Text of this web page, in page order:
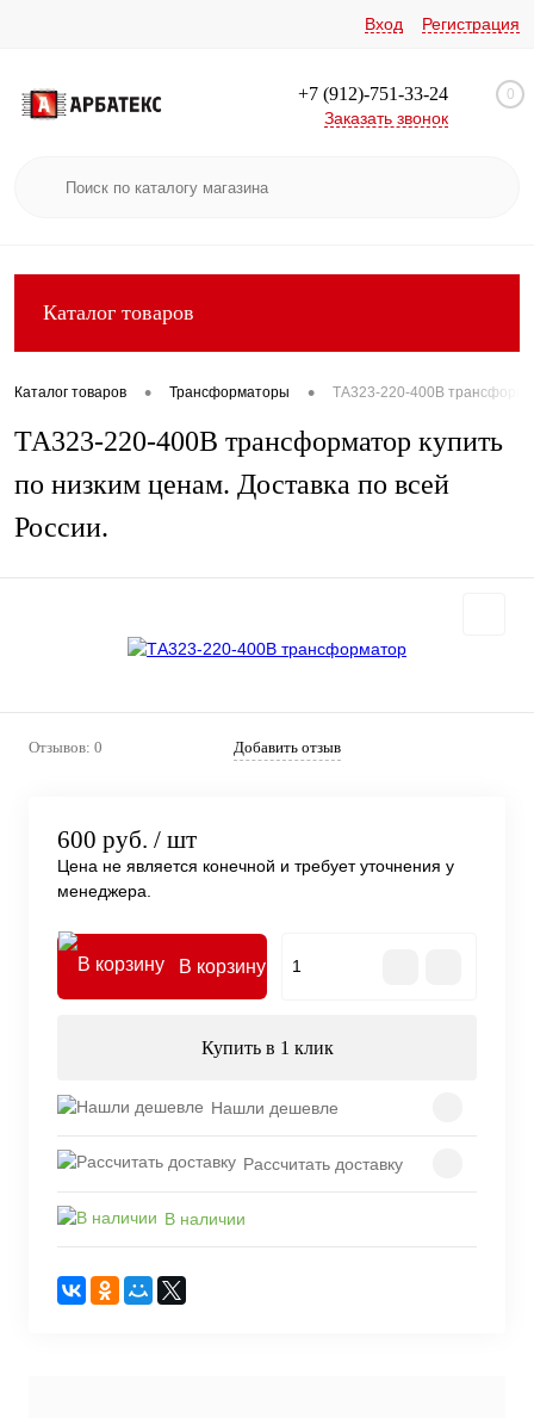
Вход Регистрация
+7 (912)-751-33-24
Заказать звонок
0
Каталог товаров
Каталог товаров • Трансформаторы • ТА323-220-400В
ТА323-220-400В трансформатор купить
по низким ценам. Доставка по всей
России.
Отзывов: 0 Добавить отзыв
600 руб. / шт
Цена не является конечной и требует уточнения у
менеджера.
В корзину
Купить в 1 клик
Нашли дешевле
Рассчитать доставку
В наличии